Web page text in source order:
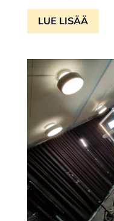
LUE LISÄÄ